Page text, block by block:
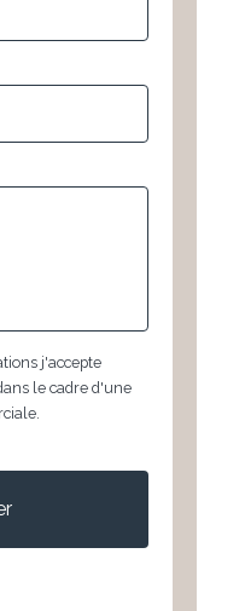
j'accepte
le cadre d'une